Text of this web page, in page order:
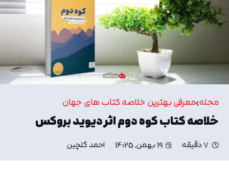
مجله معرفی بهترین خلاصه کتاب های جهان
خلاصه کتاب کوه دوم اثر دیوید بروکس
7 دقیقه 19 بهمن, 14:25 احمد گلچین